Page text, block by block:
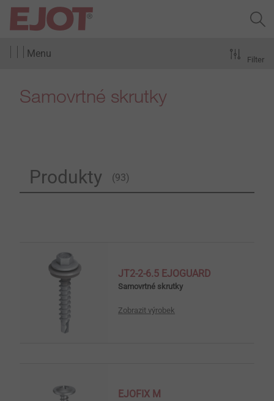
Menu
Samovrtné skrutky
Produkty (93)
Filter
JT2-2-6.5 EJOGUARD
Samovrtné skrutky
Zobrazit výrobek
EJOFIX M